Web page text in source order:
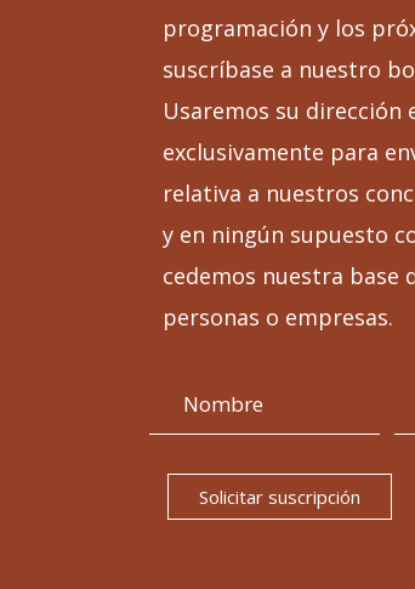
programación y los
suscríbase a nuestro
Usaremos su dirección
exclusivamente para
relativa a nuestros
y en ningún supuesto
cedemos nuestra base
personas o empresas.
Solicitar suscripción